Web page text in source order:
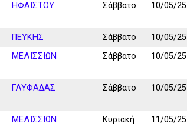
ΗΦΑΙΣΤΟΥ Σάββατο 10/05/25
ΠΕΥΚΗΣ Σάββατο 10/05/25
ΜΕΛΙΣΣΙΩΝ Σάββατο 10/05/25
ΓΛΥΦΑΔΑΣ Σάββατο 10/05/25
ΜΕΛΙΣΣΙΩΝ Κυριακή 11/05/25